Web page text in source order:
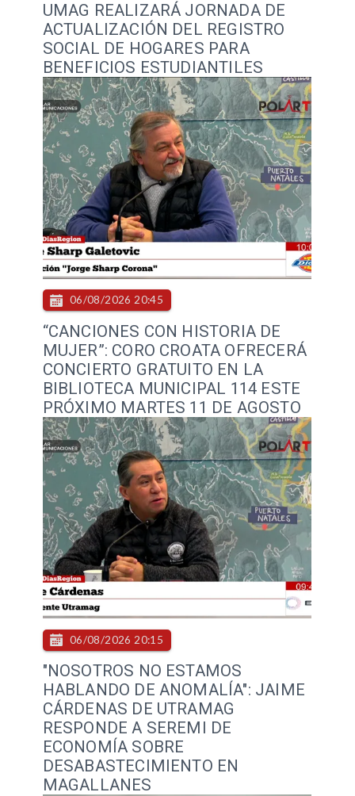
UMAG REALIZARÁ JORNADA DE
ACTUALIZACIÓN DEL REGISTRO
SOCIAL DE HOGARES PARA
BENEFICIOS ESTUDIANTILES
“CANCIONES CON HISTORIA DE
MUJER”: CORO CROATA OFRECERÁ
CONCIERTO GRATUITO EN LA
BIBLIOTECA MUNICIPAL 114 ESTE
PRÓXIMO MARTES 11 DE AGOSTO
06/08/2026 20:45
"NOSOTROS NO ESTAMOS
HABLANDO DE ANOMALÍA": JAIME
CÁRDENAS DE UTRAMAG
RESPONDE A SEREMI DE
ECONOMÍA SOBRE
DESABASTECIMIENTO EN
MAGALLANES
06/08/2026 20:15